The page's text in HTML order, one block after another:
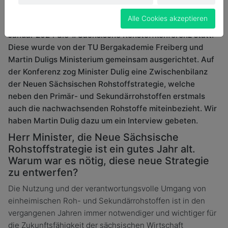
Sachsens Staatsminister für Wirtschaft, Arbeit und
Verkehr Martin Dulig war in Freiberg. Hier fand am 11.
Januar 2024 die 1. Sächsische Rohstoffkonferenz statt.
Diese wurde von der TU Bergakademie Freiberg und
Martin Duligs Ministerium gemeinsam ausgerichtet. Auf
der Konferenz zog Minister Dulig eine Zwischenbilanz
der Neuen Sächsischen Rohstoffstrategie, welche
neben den Primär- und Sekundärrohstoffen erstmals
auch die nachwachsenden Rohstoffe miteinbezieht. Wir
haben Martin Dulig dazu um ein Interview gebeten.
Herr Minister, die Neue Sächsische
Rohstoffstrategie ist ein gutes Jahr alt.
Warum war es nötig, diese neue Strategie
zu entwerfen?
Die Nutzung und der verantwortungsvolle Umgang von
einheimischen Roh- und Sekundärrohstoffen ist in den
vergangenen Jahren immer notwendiger und wichtiger für
die Zukunftsfähigkeit der sächsischen Wirtschaft
Alle Cookies akzeptieren